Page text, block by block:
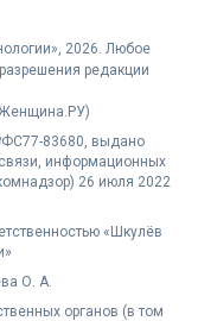
2026. Любое
редакции
83680, выдано
информационных
26 июля 2022
«Шкулёв
О. А.
органов (в том